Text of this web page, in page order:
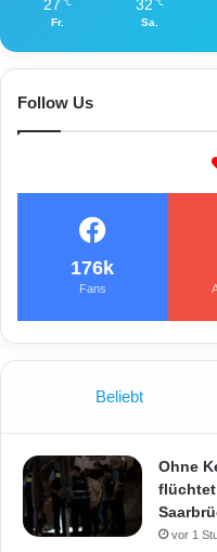
27 ℃
Fr.
32 ℃
Sa.
Follow Us
176k
Fans
Beliebt
Ohne
vor 1